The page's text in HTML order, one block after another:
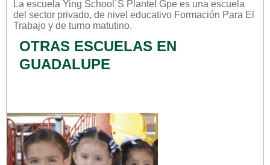
La escuela Ying School´s Plantel Gpe es una escuela
del sector privado, de nivel educativo Formación Para El
Trabajo y de turno matutino.
OTRAS ESCUELAS EN
GUADALUPE